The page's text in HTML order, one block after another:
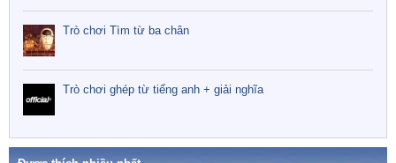
Trò chơi Tìm từ ba chân
Trò chơi ghép từ tiếng anh + giải nghĩa